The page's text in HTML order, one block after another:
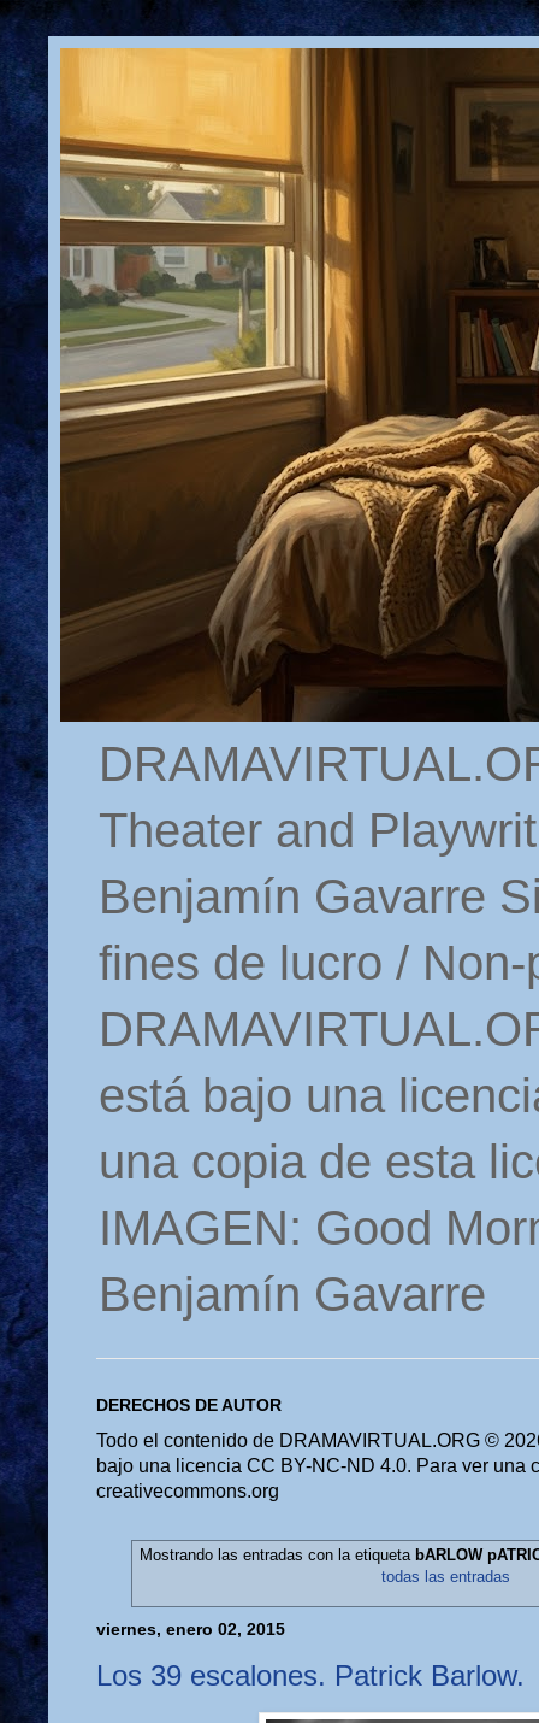
Theater and
Benjamín Gavarre
fines de lucro /
está bajo una
una copia de esta
IMAGEN: Good
Benjamín Gavarre
DERECHOS DE AUTOR
Todo el contenido de DRAMAVIRTUAL.ORG ©
bajo una licencia CC BY-NC-ND 4.0. Para ver una
creativecommons.org
Mostrando las entradas con la etiqueta bARLOW
todas las entradas
viernes, enero 02, 2015
Los 39 escalones. Patrick Barlow.